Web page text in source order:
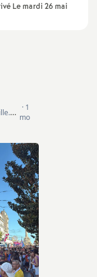
Le mardi 26 mai